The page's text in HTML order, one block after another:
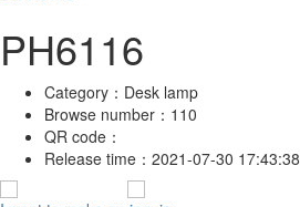
PH6116
Category： Desk lamp
Browse number： 110
QR code：
Release time： 2021-07-30 17:43:38